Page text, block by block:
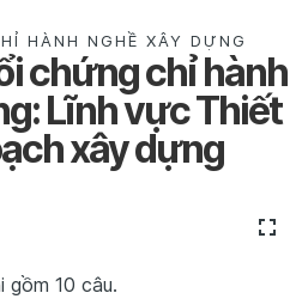
HÀNH NGHỀ XÂY DỰNG
chứng chỉ hành
Lĩnh vực Thiết
xây dựng
gồm 10 câu.